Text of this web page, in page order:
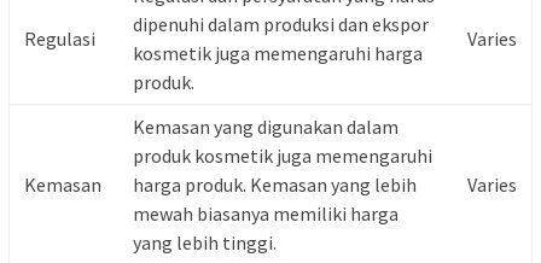
Regulasi
dipenuhi dalam produksi dan ekspor
kosmetik juga memengaruhi harga
produk.
Varies
Kemasan
Kemasan yang digunakan dalam
produk kosmetik juga memengaruhi
harga produk. Kemasan yang lebih
mewah biasanya memiliki harga
yang lebih tinggi.
Varies